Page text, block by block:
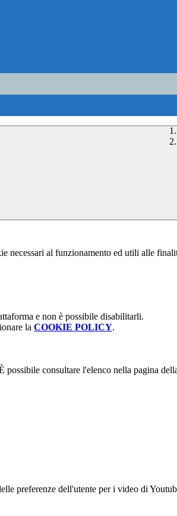
necessari al funzionamento ed utili alle
e non è possibile disabilitarli.
la COOKIE POLICY.
possibile consultare l'elenco nella pagina
preferenze dell'utente per i video di